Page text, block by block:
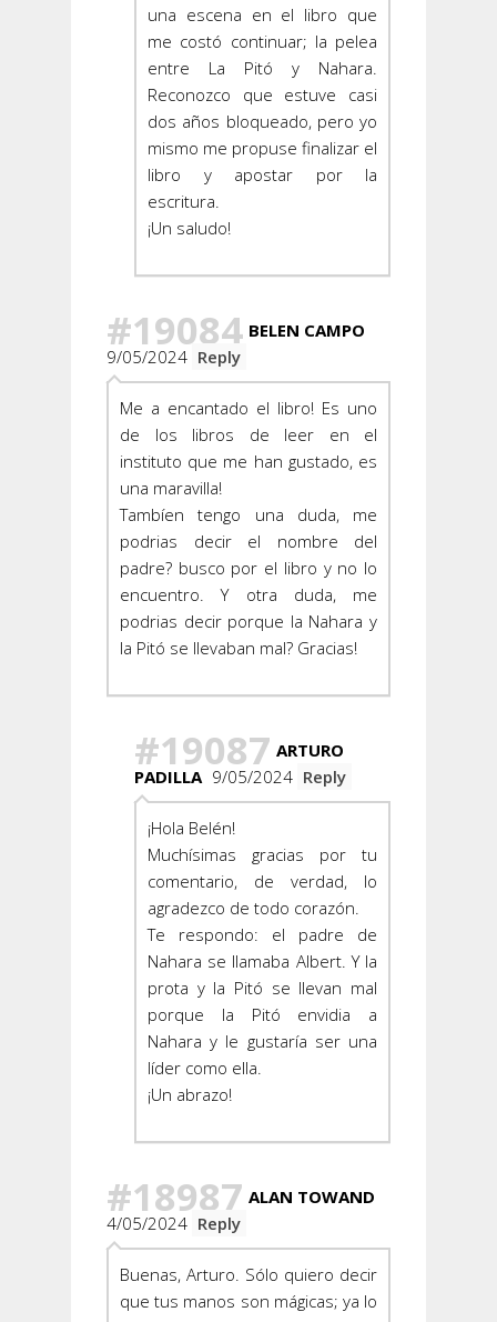
una escena en el libro que
me costó continuar; la pelea
entre La Pitó y Nahara.
Reconozco que estuve casi
dos años bloqueado, pero yo
mismo me propuse finalizar el
libro y apostar por la
escritura.
¡Un saludo!
#19084 BELEN CAMPO
9/05/2024 Reply
Me a encantado el libro! Es uno
de los libros de leer en el
instituto que me han gustado, es
una maravilla!
Tambíen tengo una duda, me
podrias decir el nombre del
padre? busco por el libro y no lo
encuentro. Y otra duda, me
podrias decir porque la Nahara y
la Pitó se llevaban mal? Gracias!
#19087 ARTURO
PADILLA 9/05/2024 Reply
¡Hola Belén!
Muchísimas gracias por tu
comentario, de verdad, lo
agradezco de todo corazón.
Te respondo: el padre de
Nahara se llamaba Albert. Y la
prota y la Pitó se llevan mal
porque la Pitó envidia a
Nahara y le gustaría ser una
líder como ella.
¡Un abrazo!
#18987 ALAN TOWAND
4/05/2024 Reply
Buenas, Arturo. Sólo quiero decir
que tus manos son mágicas; ya lo